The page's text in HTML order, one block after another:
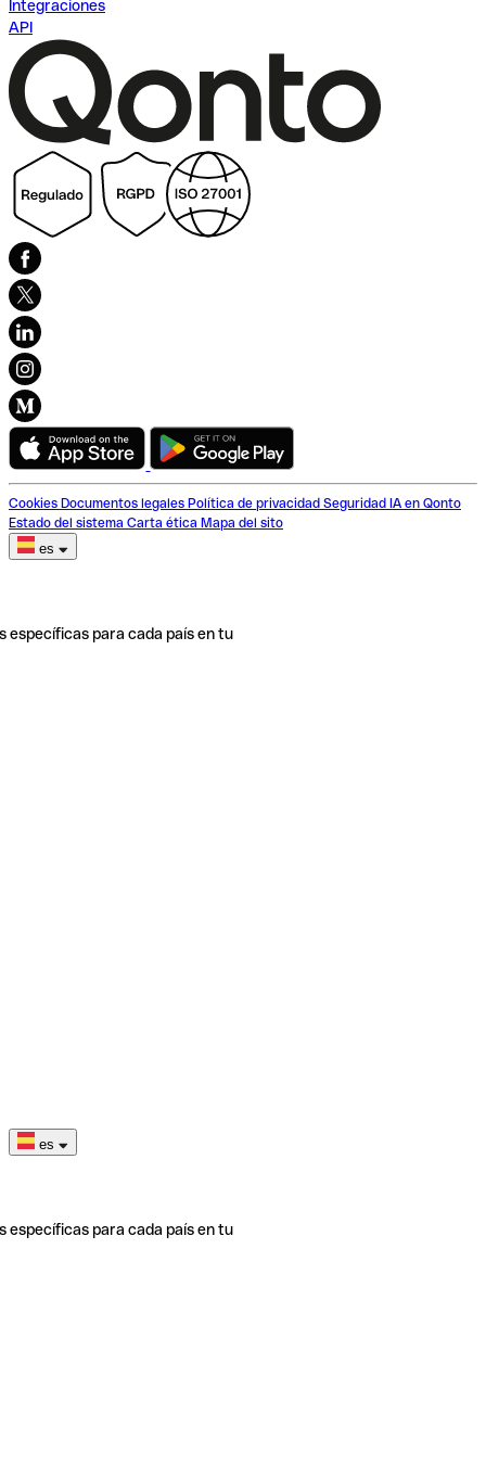
Integraciones
API
Cookies Documentos legales Política de privacidad Seguridad IA en Qonto
Estado del sistema Carta ética Mapa del sito
es
específicas para cada país en tu
es
específicas para cada país en tu